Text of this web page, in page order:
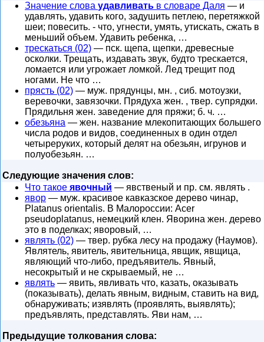
Значение слова удавливать в словаре Даля — и
удавлять, удавить кого, задушить петлею, перетяжкой
шеи; повесить. - что, угнести, умять, утискать, сжать в
меньший объем. Удавить ребенка, …
трескаться (02) — пск. щепа, щепки, древесные
осколки. Трещать, издавать звук, будто трескается,
ломается или угрожает ломкой. Лед трещит под
ногами. Не что …
прясть (02) — муж. прядунцы, мн. , сиб. мотоузки,
веревочки, завязочки. Прядуха жен. , твер. супрядки.
Прядильня жен. заведение для пряжи; б. ч. …
обезьяна — жен. название млекопитающих большего
числа родов и видов, соединенных в один отдел
четыреруких, который делят на обезьян, игрунов и
полуобезьян. …
Следующие значения слов:
Что такое явочный — явственый и пр. см. являть .
явор — муж. красивое кавказское дерево чинар,
Platanus orientalis. В Малороссии: Acer
pseudoplatanus, немецкий клен. Яворина жен. дерево
это в поделках; яворовый, …
являть (02) — твер. рубка лесу на продажу (Наумов).
Являтель, явитель, явительница, явщик, явщица,
являющий что-либо, предъявитель. Явный,
несокрытый и не скрываемый, не …
являть — явить, явливать что, казать, оказывать
(показывать), делать явным, видным, ставить на вид,
обнаруживать; изявлять (проявлять, выявлять);
предъявлять, представлять. Яви нам, …
Предыдущие толкования слова: